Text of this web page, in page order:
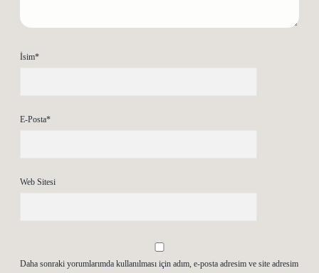
İsim*
E-Posta*
Web Sitesi
Daha sonraki yorumlarımda kullanılması için adım, e-posta adresim ve site adresim